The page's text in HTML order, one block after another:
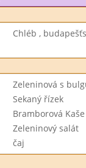
Chléb ,
Zeleninová s
Sekaný řízek
Bramborová Kaše
Zeleninový salát
čaj